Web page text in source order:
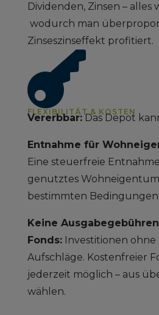
Dividenden, Zinsen –
wodurch man
Zinseszinseffekt profitiert.

FLEXIBILITÄT & KOSTEN
Vererbbar:Das Depot
Entnahme für
Eine steuerfreie
genutztes
bestimmten
Keine
Fonds:Investitionen ohne
Aufschläge. Kostenfreier
jederzeit möglich – aus
wählen.